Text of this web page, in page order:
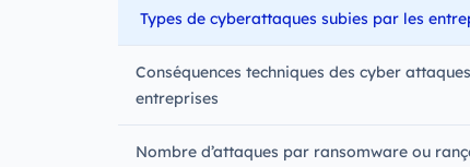
Types de cyberattaques subies par les
Conséquences techniques des cyber
entreprises
Nombre d’attaques par ransomware ou